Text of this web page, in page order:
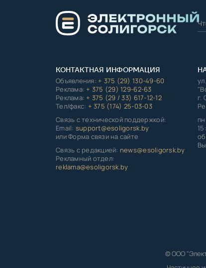
КОНТАКТНАЯ ИНФОРМАЦИЯ
Объявления:+ 375 (29) 130-49-60
Реклама:+ 375 (29) 129-62-63
Реклама:+ 375 (29 / 33) 617-12-12
Тел/факс: + 375 (174) 25-03-03
Связь с технической поддержкой:
Email: support@esoligorsk.by
или Форма связи на сайте
Связь с редакцией: news@esoligorsk.by
Рекламный отдел:
reklama@esoligorsk.by
г.
© ООО